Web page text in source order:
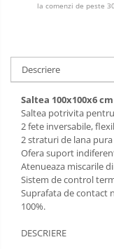
la comenzi de peste
Descriere
Saltea 100x100x6
Saltea potrivita
2 fete inversabile,
2 straturi de lana
Ofera suport
Atenueaza miscarile
Sistem de control
Suprafata de contact
100%.
DESCRIERE